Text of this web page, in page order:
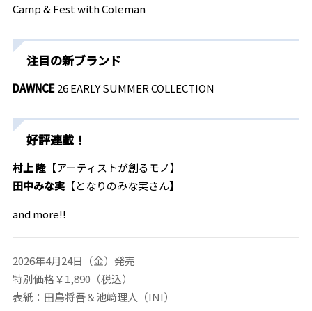
Camp & Fest with Coleman
注目の新ブランド
DAWNCE26 EARLY SUMMER COLLECTION
好評連載！
村上 隆【アーティストが創るモノ】
田中みな実【となりのみな実さん】
and more!!
2026年4月24日（金）発売
特別価格￥1,890（税込）
表紙：田島将吾＆池﨑理人（INI）